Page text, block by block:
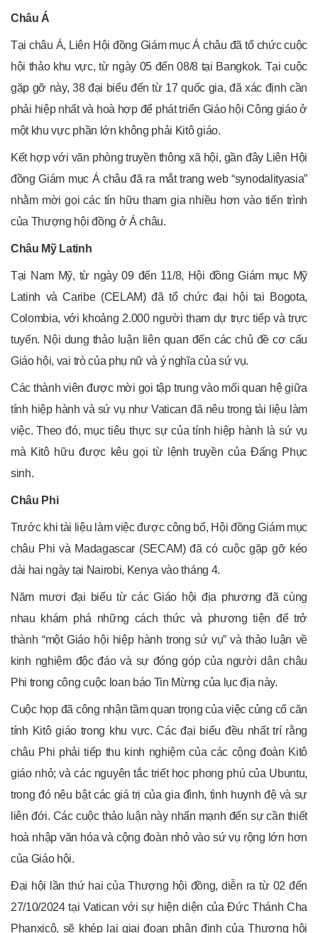
Châu Á
Tại châu Á, Liên Hội đồng Giám mục Á châu đã tổ chức cuộc
hội thảo khu vực, từ ngày 05 đến 08/8 tại Bangkok. Tại cuộc
gặp gỡ này, 38 đại biểu đến từ 17 quốc gia, đã xác định cần
phải hiệp nhất và hoà hợp để phát triển Giáo hội Công giáo ở
một khu vực phần lớn không phải Kitô giáo.
Kết hợp với văn phòng truyền thông xã hội, gần đây Liên Hội
đồng Giám mục Á châu đã ra mắt trang web “synodalityasia”
nhằm mời gọi các tín hữu tham gia nhiều hơn vào tiến trình
của Thượng hội đồng ở Á châu.
Châu Mỹ Latinh
Tại Nam Mỹ, từ ngày 09 đến 11/8, Hội đồng Giám mục Mỹ
Latinh và Caribe (CELAM) đã tổ chức đại hội tại Bogota,
Colombia, với khoảng 2.000 người tham dự trực tiếp và trực
tuyến. Nội dung thảo luận liên quan đến các chủ đề cơ cấu
Giáo hội, vai trò của phụ nữ và ý nghĩa của sứ vụ.
Các thành viên được mời gọi tập trung vào mối quan hệ giữa
tính hiệp hành và sứ vụ như Vatican đã nêu trong tài liệu làm
việc. Theo đó, mục tiêu thực sự của tính hiệp hành là sứ vụ
mà Kitô hữu được kêu gọi từ lệnh truyền của Đấng Phục
sinh.
Châu Phi
Trước khi tài liệu làm việc được công bố, Hội đồng Giám mục
châu Phi và Madagascar (SECAM) đã có cuộc gặp gỡ kéo
dài hai ngày tại Nairobi, Kenya vào tháng 4.
Năm mươi đại biểu từ các Giáo hội địa phương đã cùng
nhau khám phá những cách thức và phương tiện để trở
thành “một Giáo hội hiệp hành trong sứ vụ” và thảo luận về
kinh nghiệm độc đáo và sự đóng góp của người dân châu
Phi trong công cuộc loan báo Tin Mừng của lục địa này.
Cuộc họp đã công nhận tầm quan trọng của việc củng cố căn
tính Kitô giáo trong khu vực. Các đại biểu đều nhất trí rằng
châu Phi phải tiếp thu kinh nghiệm của các cộng đoàn Kitô
giáo nhỏ; và các nguyên tắc triết học phong phú của Ubuntu,
trong đó nêu bật các giá trị của gia đình, tình huynh đệ và sự
liên đới. Các cuộc thảo luận này nhấn mạnh đến sự cần thiết
hoà nhập văn hóa và cộng đoàn nhỏ vào sứ vụ rộng lớn hơn
của Giáo hội.
Đại hội lần thứ hai của Thượng hội đồng, diễn ra từ 02 đến
27/10/2024 tại Vatican với sự hiện diện của Đức Thánh Cha
Phanxicô, sẽ khép lại giai đoạn phân định của Thượng hội